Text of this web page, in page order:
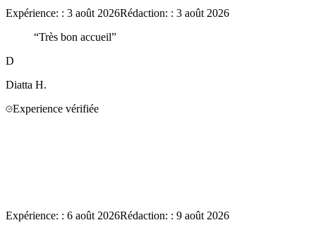
Expérience: : 3 août 2026Rédaction: : 3 août 2026
“Très bon accueil”
D
Diatta H.
Experience vérifiée
Expérience: : 6 août 2026Rédaction: : 9 août 2026